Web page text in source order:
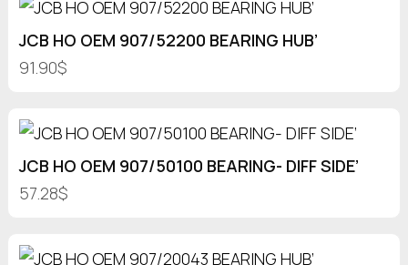
JCB HO OEM 907/52200 BEARING HUB’
91.90$
JCB HO OEM 907/50100 BEARING- DIFF SIDE’
57.28$